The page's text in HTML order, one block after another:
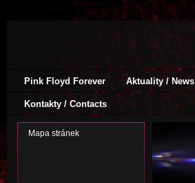
Pink Floyd Forever Aktuality / News
Kontakty / Contacts
Mapa stránek